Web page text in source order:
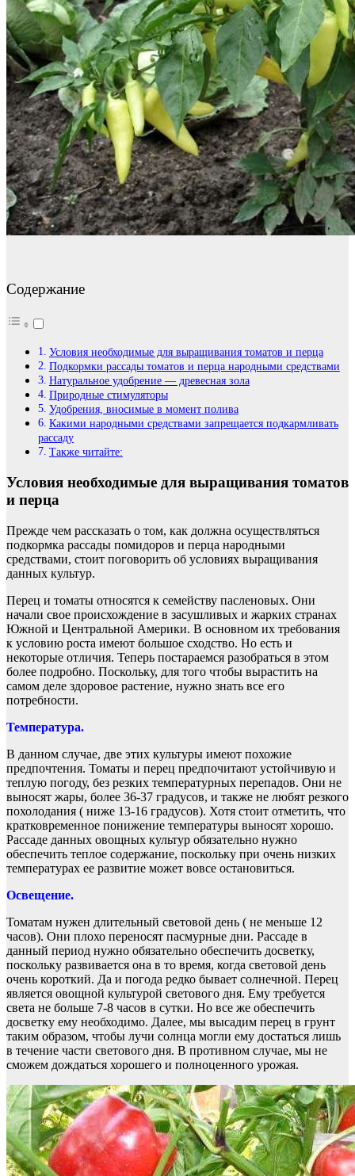
Содержание
Условия необходимые для выращивания томатов и перца
Подкормки рассады томатов и перца народными средствами
Натуральное удобрение — древесная зола
Природные стимуляторы
Удобрения, вносимые в момент полива
Какими народными средствами запрещается подкармливать
рассаду
Также читайте:
Условия необходимые для выращивания томатов
и перца
Прежде чем рассказать о том, как должна осуществляться
подкормка рассады помидоров и перца народными
средствами, стоит поговорить об условиях выращивания
данных культур.
Перец и томаты относятся к семейству пасленовых. Они
начали свое происхождение в засушливых и жарких странах
Южной и Центральной Америки. В основном их требования
к условию роста имеют большое сходство. Но есть и
некоторые отличия. Теперь постараемся разобраться в этом
более подробно. Поскольку, для того чтобы вырастить на
самом деле здоровое растение, нужно знать все его
потребности.
Температура.
В данном случае, две этих культуры имеют похожие
предпочтения. Томаты и перец предпочитают устойчивую и
теплую погоду, без резких температурных перепадов. Они не
выносят жары, более 36-37 градусов, и также не любят резкого
похолодания ( ниже 13-16 градусов). Хотя стоит отметить, что
кратковременное понижение температуры выносят хорошо.
Рассаде данных овощных культур обязательно нужно
обеспечить теплое содержание, поскольку при очень низких
температурах ее развитие может вовсе остановиться.
Освещение.
Томатам нужен длительный световой день ( не меньше 12
часов). Они плохо переносят пасмурные дни. Рассаде в
данный период нужно обязательно обеспечить досветку,
поскольку развивается она в то время, когда световой день
очень короткий. Да и погода редко бывает солнечной. Перец
является овощной культурой светового дня. Ему требуется
света не больше 7-8 часов в сутки. Но все же обеспечить
досветку ему необходимо. Далее, мы высадим перец в грунт
таким образом, чтобы лучи солнца могли ему достаться лишь
в течение части светового дня. В противном случае, мы не
сможем дождаться хорошего и полноценного урожая.